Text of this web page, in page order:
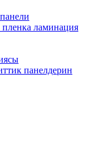
ламинация
панелдерин